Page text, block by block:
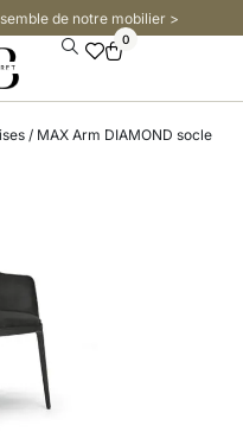
de notre mobilier >​
0
/ MAX Arm DIAMOND socle